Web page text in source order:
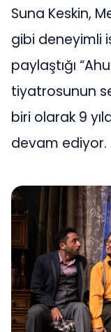
Suna Keskin,
gibi deneyimli
paylaştığı
tiyatrosunun
biri olarak 9
devam ediyor.